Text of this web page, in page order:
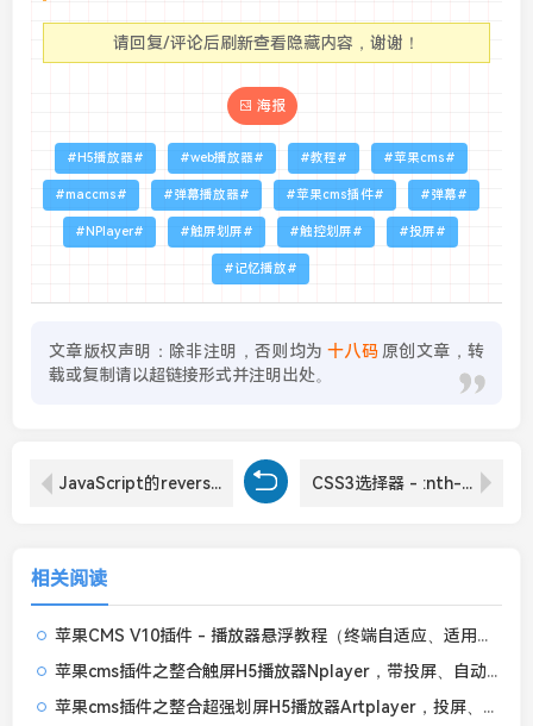
请回复/评论后刷新查看隐藏内容，谢谢！
海报
H5播放器 web播放器 教程 苹果cms
maccms 弹幕播放器 苹果cms插件 弹幕
NPlayer 触屏划屏 触控划屏 投屏
记忆播放
文章版权声明：除非注明，否则均为 十八码 原创文章，转
载或复制请以超链接形式并注明出处。
JavaScript的reverse()函数让苹果cms播放列表集数正序倒序排列自由切换 CSS3选择器 - :nth-child()选择前几个、第几个、奇数偶数等
相关阅读
苹果CMS V10插件 - 播放器悬浮教程（终端自适应、适用任何播放器和模板）
苹果cms插件之整合触屏H5播放器Nplayer，带投屏、自动下一集、记忆播放、弹幕等功能
苹果cms插件之整合超强划屏H5播放器Artplayer，投屏、自动下一集、记忆播放、弹幕、画中画